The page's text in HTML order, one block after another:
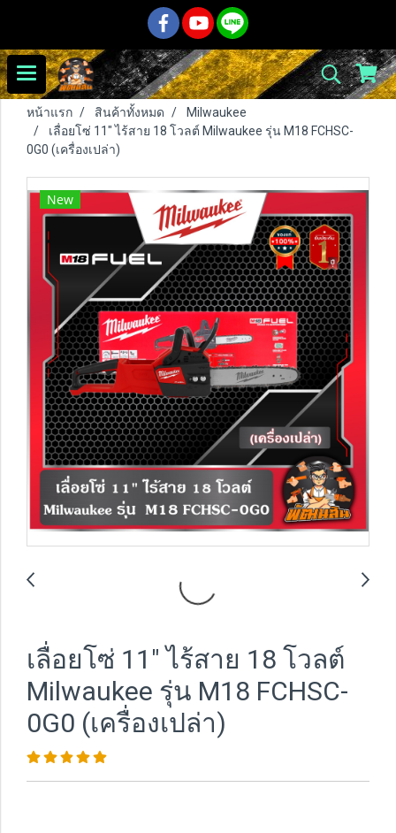
หน้าแรก สินค้าทั้งหมด
Milwaukee
เลื่อยโซ่ 11" ไร้สาย 18 โวลต์ Milwaukee รุ่น M18 FCHSC-
0G0 (เครื่องเปล่า)
New
เลื่อยโซ่ 11" ไร้สาย 18 โวลต์
Milwaukee รุ่น M18 FCHSC-
0G0 (เครื่องเปล่า)